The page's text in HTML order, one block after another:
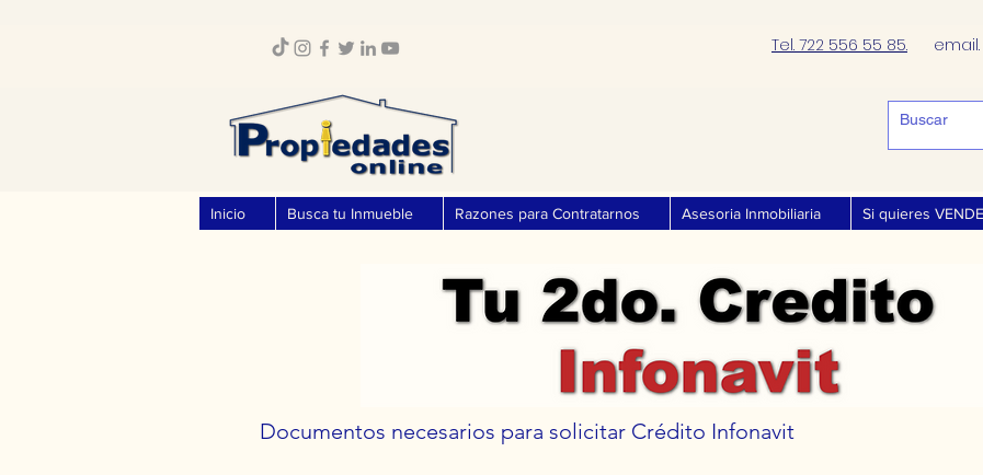
Tel. 722 556 55 85. email.
Inicio Busca tu Inmueble Razones para Contratarnos Asesoria Inmobiliaria Si quieres
​Documentos necesarios para solicitar Crédito Infonavit